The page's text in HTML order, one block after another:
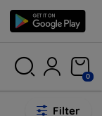
0
Filter